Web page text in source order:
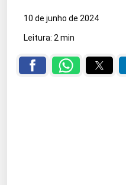
10 de junho de 2024
Leitura: 2 min